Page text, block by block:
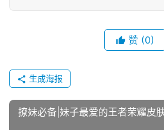
赞 (0)
生成海报
撩妹必备|妹子最爱的王者荣耀皮